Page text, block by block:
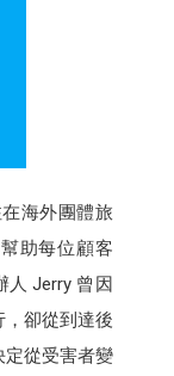
海外團體旅
助每位顧客
人 Jerry 曾因
卻從到達後
定從受害者變